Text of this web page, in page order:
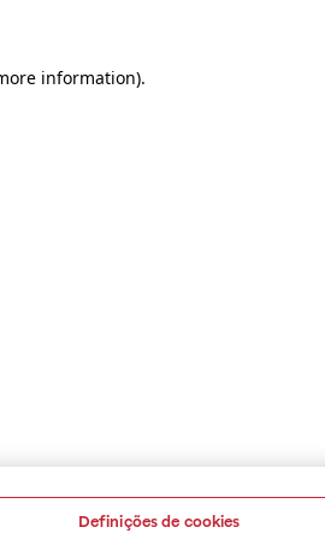
information).
Definições de cookies